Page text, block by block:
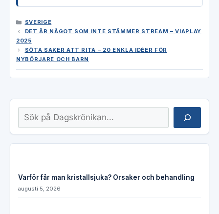
KATEGORIER
SVERIGE
DET ÄR NÅGOT SOM INTE STÄMMER STREAM – VIAPLAY
2025
SÖTA SAKER ATT RITA – 20 ENKLA IDÉER FÖR
NYBÖRJARE OCH BARN
Sök
Varför får man kristallsjuka? Orsaker och behandling
augusti 5, 2026